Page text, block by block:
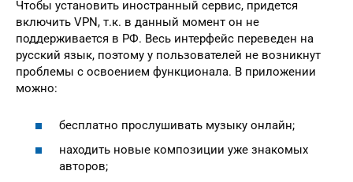
Чтобы установить иностранный сервис, придется
включить VPN, т.к. в данный момент он не
поддерживается в РФ. Весь интерфейс переведен на
русский язык, поэтому у пользователей не возникнут
проблемы с освоением функционала. В приложении
можно:
бесплатно прослушивать музыку онлайн;
находить новые композиции уже знакомых
авторов;